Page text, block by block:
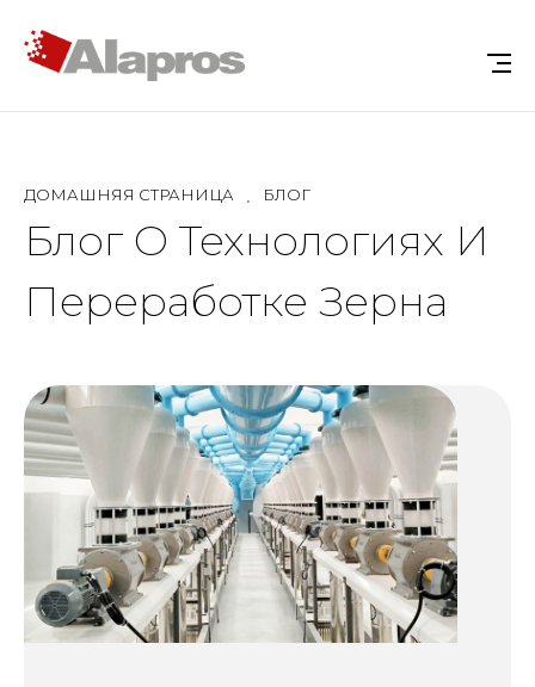
ДОМАШНЯЯ СТРАНИЦА БЛОГ
Блог О Технологиях И
Переработке Зерна